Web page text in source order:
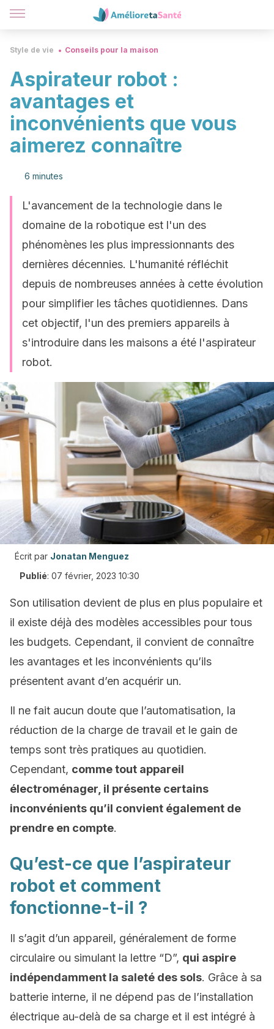
Style de vie Conseils pour la maison
Aspirateur robot :
avantages et
inconvénients que vous
aimerez connaître
6 minutes
L'avancement de la technologie dans le
domaine de la robotique est l'un des
phénomènes les plus impressionnants des
dernières décennies. L'humanité réfléchit
depuis de nombreuses années à cette évolution
pour simplifier les tâches quotidiennes. Dans
cet objectif, l'un des premiers appareils à
s'introduire dans les maisons a été l'aspirateur
robot.
Écrit par Jonatan Menguez
Publié: 07 février, 2023 10:30
Son utilisation devient de plus en plus populaire et
il existe déjà des modèles accessibles pour tous
les budgets. Cependant, il convient de connaître
les avantages et les inconvénients qu’ils
présentent avant d’en acquérir un.
Il ne fait aucun doute que l’automatisation, la
réduction de la charge de travail et le gain de
temps sont très pratiques au quotidien.
Cependant, comme tout appareil
électroménager, il présente certains
inconvénients qu’il convient également de
prendre en compte.
Qu’est-ce que l’aspirateur
robot et comment
fonctionne-t-il ?
Il s’agit d’un appareil, généralement de forme
circulaire ou simulant la lettre “D”, qui aspire
indépendamment la saleté des sols. Grâce à sa
batterie interne, il ne dépend pas de l’installation
électrique au-delà de sa charge et il est intégré à